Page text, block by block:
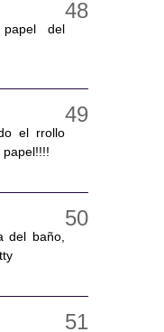
del
el rrollo
del baño,